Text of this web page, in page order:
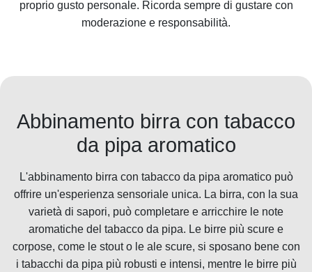
proprio gusto personale. Ricorda sempre di gustare con
moderazione e responsabilità.
Abbinamento birra con tabacco
da pipa aromatico
L'abbinamento birra con tabacco da pipa aromatico può
offrire un'esperienza sensoriale unica. La birra, con la sua
varietà di sapori, può completare e arricchire le note
aromatiche del tabacco da pipa. Le birre più scure e
corpose, come le stout o le ale scure, si sposano bene con
i tabacchi da pipa più robusti e intensi, mentre le birre più